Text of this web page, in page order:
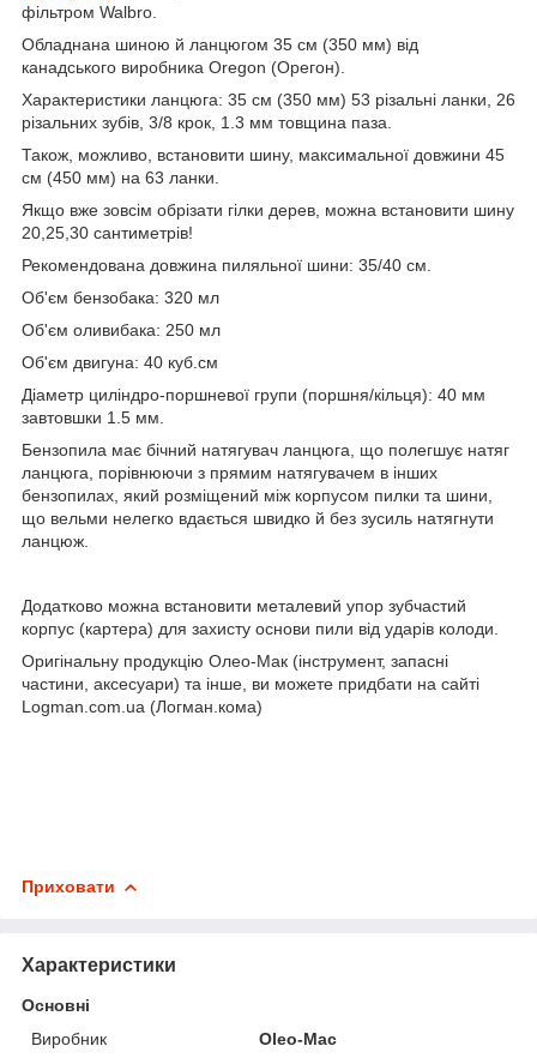
фільтром Walbro.
Обладнана шиною й ланцюгом 35 см (350 мм) від
канадського виробника Oregon (Орегон).
Характеристики ланцюга: 35 см (350 мм) 53 різальні ланки, 26
різальних зубів, 3/8 крок, 1.3 мм товщина паза.
Також, можливо, встановити шину, максимальної довжини 45
см (450 мм) на 63 ланки.
Якщо вже зовсім обрізати гілки дерев, можна встановити шину
20,25,30 сантиметрів!
Рекомендована довжина пиляльної шини: 35/40 см.
Об'єм бензобака: 320 мл
Об'єм оливибака: 250 мл
Об'єм двигуна: 40 куб.см
Діаметр циліндро-поршневої групи (поршня/кільця): 40 мм
завтовшки 1.5 мм.
Бензопила має бічний натягувач ланцюга, що полегшує натяг
ланцюга, порівнюючи з прямим натягувачем в інших
бензопилах, який розміщений між корпусом пилки та шини,
що вельми нелегко вдається швидко й без зусиль натягнути
ланцюж.
Додатково можна встановити металевий упор зубчастий
корпус (картера) для захисту основи пили від ударів колоди.
Оригінальну продукцію Олео-Мак (інструмент, запасні
частини, аксесуари) та інше, ви можете придбати на сайті
Logman.com.ua (Логман.кома)
Приховати
Характеристики
Основні
Виробник
Oleo-Mac